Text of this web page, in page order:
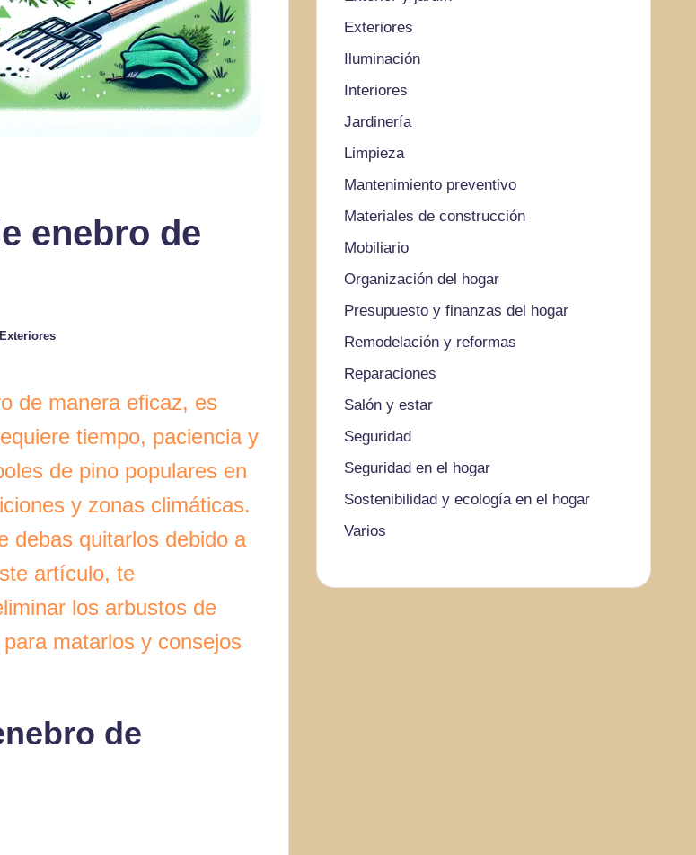
enebro de
Exteriores
de manera eficaz, es
tiempo, paciencia y
de pino populares en
y zonas climáticas.
debas quitarlos debido a
artículo, te
los arbustos de
matarlos y consejos
de
Exteriores
Iluminación
Interiores
Jardinería
Limpieza
Mantenimiento preventivo
Materiales de construcción
Mobiliario
Organización del hogar
Presupuesto y finanzas del hogar
Remodelación y reformas
Reparaciones
Salón y estar
Seguridad
Seguridad en el hogar
Sostenibilidad y ecología en el hogar
Varios